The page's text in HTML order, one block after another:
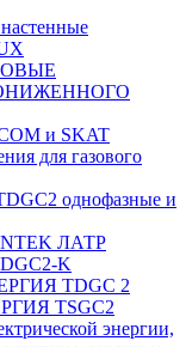
и SKAT
для газового
однофазные и
ЛАТР
K
TDGC 2
TSGC2
энергии,